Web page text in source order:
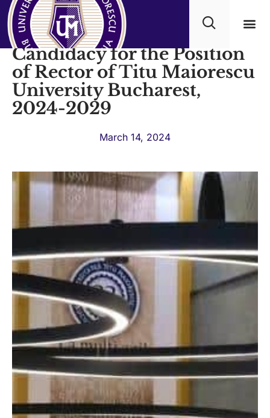
Managerial Program for
Candidacy for the Position
of Rector of Titu Maiorescu
University Bucharest,
2024-2029
March 14, 2024